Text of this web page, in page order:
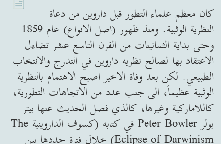
كان معظم علماء التطور قبل داروين من دعاة
النظرية الوثبية. ومنذ ظهور (اصل الانواع) عام 1859
وحتى بداية الثمانينات من القرن التاسع عشر تضاءل
الاعتقاد بها لصالح نظرية داروين في التدرج والانتخاب
الطبيعي. لكن بعد وفاة الاخير اصبح الاهتمام بالنظرية
الوثبية عظيماً، الى جنب عدد من الاتجاهات التطورية،
كاللاماركية وغيرها، كالذي فصل الحديث عنها بيتر
بولر Peter Bowler في كتابه (كسوف الداروينية The
Eclipse of Darwinism) خلال فترة حددها بين